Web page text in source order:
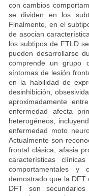
con cambios
se dividen en los
Finalmente, en el
de asocian
los subtipos de FTLD
pueden desarrollarse
comprende un grupo
síntomas de lesión
en la habilidad de
desinhibición,
aproximadamente
enfermedad afecta
heterogéneos,
enfermedad moto
Actualmente son
frontal clásica, afasia
características
comportamentales y
demostrado que la DFT
DFT son